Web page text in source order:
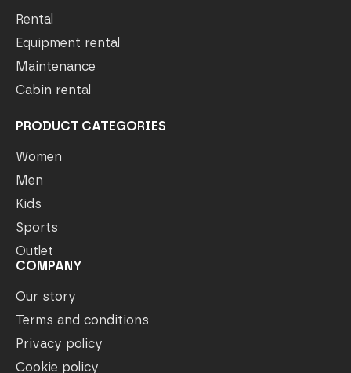
Rental
Equipment rental
Maintenance
Cabin rental
PRODUCT CATEGORIES
Women
Men
Kids
Sports
Outlet
COMPANY
Our story
Terms and conditions
Privacy policy
Cookie policy